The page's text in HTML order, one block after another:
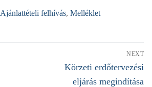
Ajánlattételi felhívás, Melléklet
NEXT
Next
post:
Körzeti erdőtervezési
eljárás megindítása